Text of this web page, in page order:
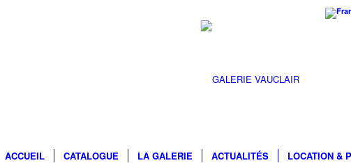
ACCUEIL CATALOGUE LA GALERIE ACTUALITÉS LOCATION &